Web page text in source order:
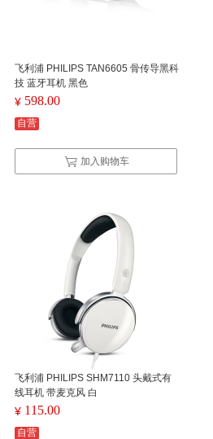
飞利浦 PHILIPS TAN6605 骨传导黑科
技 蓝牙耳机 黑色
¥ 598.00
自营
加入购物车
飞利浦 PHILIPS SHM7110 头戴式有
线耳机 带麦克风 白
¥ 115.00
自营